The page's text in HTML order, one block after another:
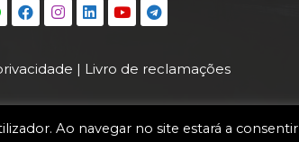
| Livro de reclamações
Ao navegar no site estará a consentir